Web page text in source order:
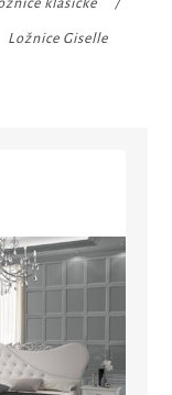
klasické /
Ložnice Giselle